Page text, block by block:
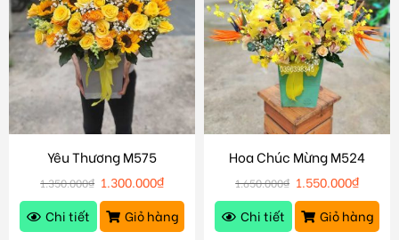
Yêu Thương M575
1.350.000₫ 1.300.000₫
Chi tiết
Giỏ hàng
Hoa Chúc Mừng M524
1.650.000₫ 1.550.000₫
Chi tiết
Giỏ hàng